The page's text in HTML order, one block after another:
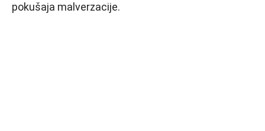
pokušaja malverzacije.